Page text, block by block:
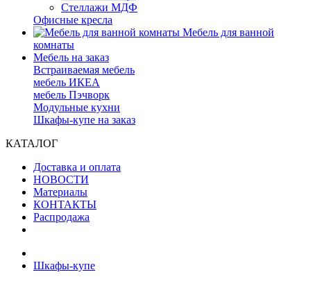
Стеллажи МДФ
Офисные кресла
Мебель для ванной
комнаты
Мебель на заказ
Встраиваемая мебель
мебель ИКЕА
мебель Пэчворк
Модульные кухни
Шкафы-купе на заказ
КАТАЛОГ
Доставка и оплата
НОВОСТИ
Материалы
КОНТАКТЫ
Распродажа
Шкафы-купе